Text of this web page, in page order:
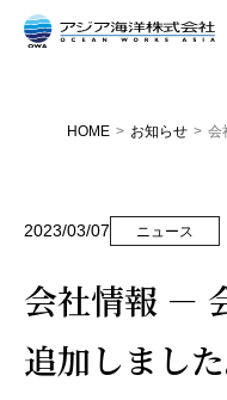
HOME > お知らせ > 会
2023/03/07 ニュース
会社情報 －
追加しました